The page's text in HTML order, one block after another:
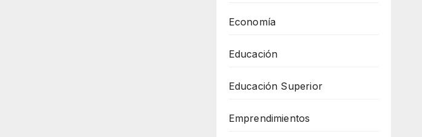
Economía
Educación
Educación Superior
Emprendimientos